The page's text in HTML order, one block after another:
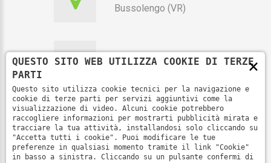
Bussolengo (VR)
351 7010115
segreteria@fenoop.it
×
QUESTO SITO WEB UTILIZZA COOKIE DI TERZE
PARTI
Questo sito utilizza cookie tecnici per la navigazione e
cookie di terze parti per servizi aggiuntivi come la
visualizzazione di video. Alcuni cookie potrebbero
raccogliere informazioni per mostrarti pubblicità mirata e
tracciare la tua attività, installandosi solo cliccando su
"Accetta tutti i cookie". Puoi modificare le tue
preferenze in qualsiasi momento tramite il link "Cookie"
in basso a sinistra. Cliccando su un pulsante confermi di